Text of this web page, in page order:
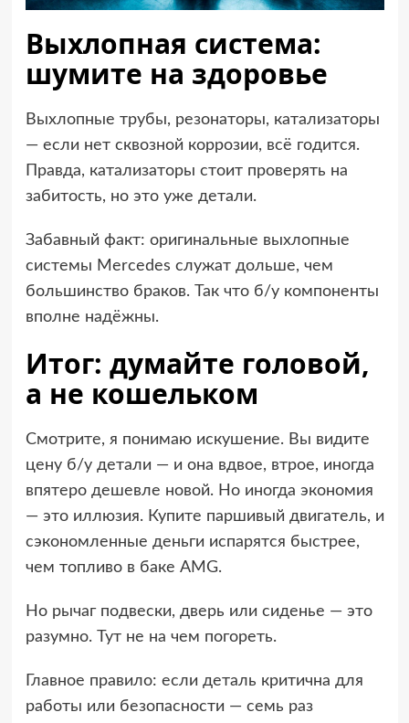
Выхлопная система:
шумите на здоровье
Выхлопные трубы, резонаторы, катализаторы
— если нет сквозной коррозии, всё годится.
Правда, катализаторы стоит проверять на
забитость, но это уже детали.
Забавный факт: оригинальные выхлопные
системы Mercedes служат дольше, чем
большинство браков. Так что б/у компоненты
вполне надёжны.
Итог: думайте головой,
а не кошельком
Смотрите, я понимаю искушение. Вы видите
цену б/у детали — и она вдвое, втрое, иногда
впятеро дешевле новой. Но иногда экономия
— это иллюзия. Купите паршивый двигатель, и
сэкономленные деньги испарятся быстрее,
чем топливо в баке AMG.
Но рычаг подвески, дверь или сиденье — это
разумно. Тут не на чем погореть.
Главное правило: если деталь критична для
работы или безопасности — семь раз